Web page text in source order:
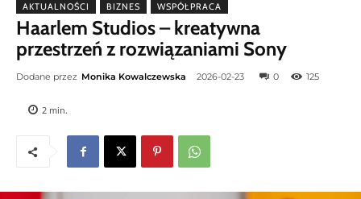
AKTUALNOŚCI BIZNES WSPÓŁPRACA
Haarlem Studios – kreatywna
przestrzeń z rozwiązaniami Sony
Dodane przez Monika Kowalczewska 2026-02-23 0 125
2 min.